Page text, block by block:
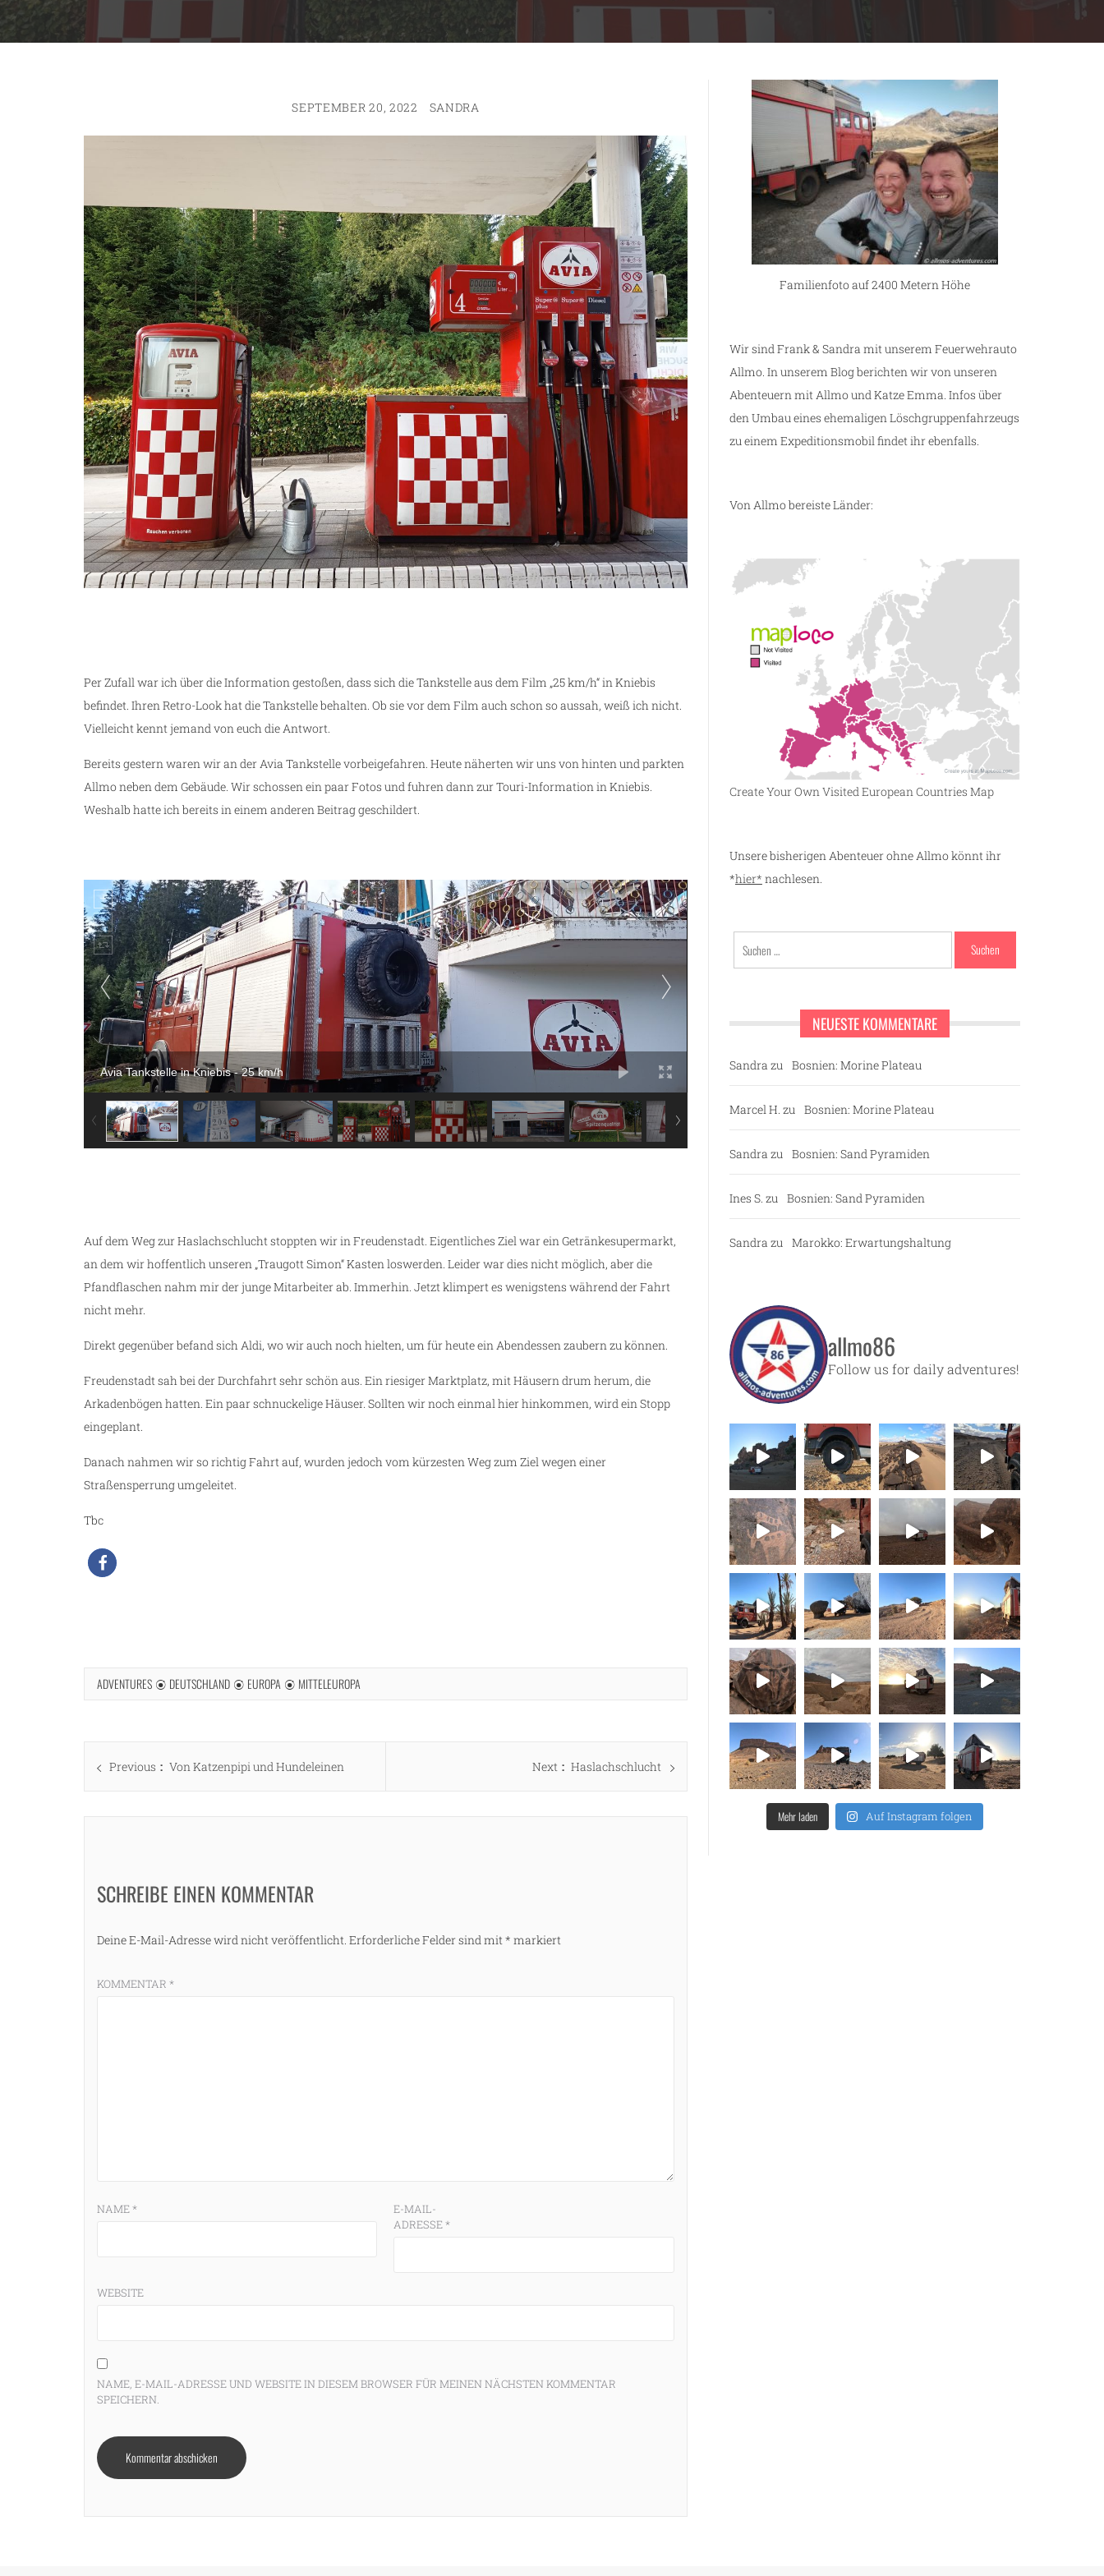
SEPTEMBER 20, 2022 SANDRA
Per Zufall war ich über die Information gestoßen, dass sich die Tankstelle aus dem Film „25 km/h“ in Kniebis
befindet. Ihren Retro-Look hat die Tankstelle behalten. Ob sie vor dem Film auch schon so aussah, weiß ich nicht.
Vielleicht kennt jemand von euch die Antwort.
Bereits gestern waren wir an der Avia Tankstelle vorbeigefahren. Heute näherten wir uns von hinten und parkten
Allmo neben dem Gebäude. Wir schossen ein paar Fotos und fuhren dann zur Touri-Information in Kniebis.
Weshalb hatte ich bereits in einem anderen Beitrag geschildert.
Avia Tankstelle in Kniebis - 25 km/h
Auf dem Weg zur Haslachschlucht stoppten wir in Freudenstadt. Eigentliches Ziel war ein Getränkesupermarkt,
an dem wir hoffentlich unseren „Traugott Simon“ Kasten loswerden. Leider war dies nicht möglich, aber die
Pfandflaschen nahm mir der junge Mitarbeiter ab. Immerhin. Jetzt klimpert es wenigstens während der Fahrt
nicht mehr.
Direkt gegenüber befand sich Aldi, wo wir auch noch hielten, um für heute ein Abendessen zaubern zu können.
Freudenstadt sah bei der Durchfahrt sehr schön aus. Ein riesiger Marktplatz, mit Häusern drum herum, die
Arkadenbögen hatten. Ein paar schnuckelige Häuser. Sollten wir noch einmal hier hinkommen, wird ein Stopp
eingeplant.
Danach nahmen wir so richtig Fahrt auf, wurden jedoch vom kürzesten Weg zum Ziel wegen einer
Straßensperrung umgeleitet.
Tbc
ADVENTURES DEUTSCHLAND EUROPA MITTELEUROPA
Beitragsnavigation
Previous
Previous
Von Katzenpipi und Hundeleinen Next
Next
Haslachschlucht
SCHREIBE EINEN KOMMENTAR
Deine E-Mail-Adresse wird nicht veröffentlicht. Erforderliche Felder sind mit* markiert
KOMMENTAR *
NAME*
E-MAIL-
ADRESSE*
WEBSITE
NAME, E-MAIL-ADRESSE UND WEBSITE IN DIESEM BROWSER FÜR MEINEN NÄCHSTEN KOMMENTAR
SPEICHERN.
Familienfoto auf 2400 Metern Höhe
Wir sind Frank & Sandra mit unserem Feuerwehrauto
Allmo. In unserem Blog berichten wir von unseren
Abenteuern mit Allmo und Katze Emma. Infos über
den Umbau eines ehemaligen Löschgruppenfahrzeugs
zu einem Expeditionsmobil findet ihr ebenfalls.
Von Allmo bereiste Länder:
Create Your Own Visited European Countries Map
Unsere bisherigen Abenteuer ohne Allmo könnt ihr
*hier* nachlesen.
Suchen
nach:
NEUESTE KOMMENTARE
Sandra zu Bosnien: Morine Plateau
Marcel H. zu Bosnien: Morine Plateau
Sandra zu Bosnien: Sand Pyramiden
Ines S. zu Bosnien: Sand Pyramiden
Sandra zu Marokko: Erwartungshaltung
allmo86
Follow us for daily adventures!
Mehr laden Auf Instagram folgen